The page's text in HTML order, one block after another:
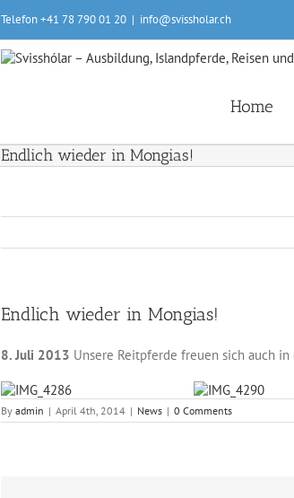
Telefon +41 78 790 01 20 | info@svissholar.ch
Home
Endlich wieder in Mongias!
Endlich wieder in Mongias!
8. Juli 2013 Unsere Reitpferde freuen sich auch
By admin | April 4th, 2014 | News | 0 Comments